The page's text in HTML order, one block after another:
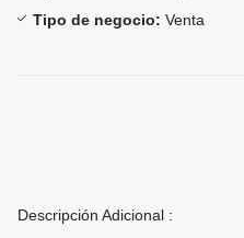
Tipo de negocio: Venta
Descripción Adicional :